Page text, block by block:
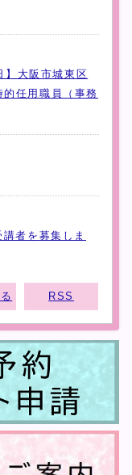
】大阪市城東区
任用職員（事務
者を募集しま
RSS